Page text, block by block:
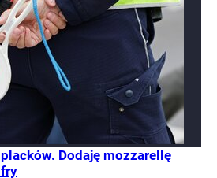
Dodaję mozzarellę